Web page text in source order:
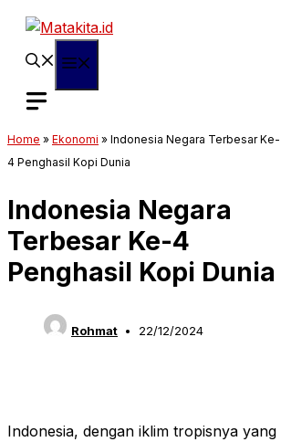
Langsung
Home » Ekonomi » Indonesia Negara Terbesar Ke-
4 Penghasil Kopi Dunia
Indonesia Negara
Terbesar Ke-4
Penghasil Kopi Dunia
Rohmat 22/12/2024
Indonesia, dengan iklim tropisnya yang